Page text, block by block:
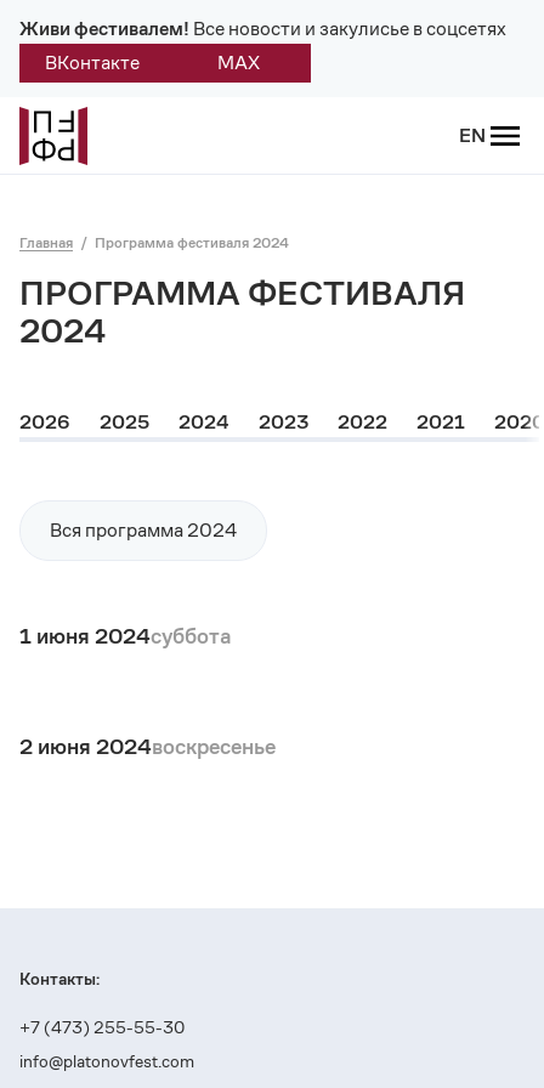
Живи фестивалем! Все новости и закулисье в соцсетях
ВКонтакте
MAX
EN
Назад
Платонов
Положение о фестивале
Дирекция
Отчеты и документы
Главная Программа фестиваля 2024
ПРОГРАММА ФЕСТИВАЛЯ
2024
2026 2025 2024 2023 2022 2021 2020
Вся программа 2024
1 июня 2024суббота
2 июня 2024воскресенье
Контакты:
+7 (473) 255-55-30
info@platonovfest.com